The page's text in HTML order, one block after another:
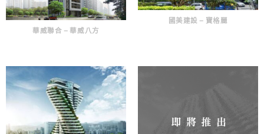
華威聯合 – 華威八方
國美建設 – 寶格麗